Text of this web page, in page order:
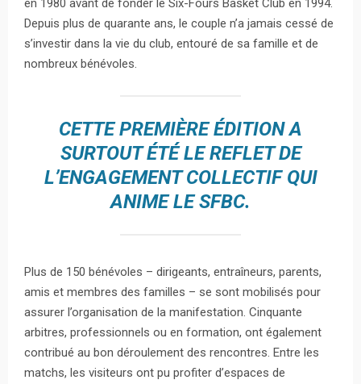
en 1980 avant de fonder le Six-Fours Basket Club en 1994.
Depuis plus de quarante ans, le couple n’a jamais cessé de
s’investir dans la vie du club, entouré de sa famille et de
nombreux bénévoles.
CETTE PREMIÈRE ÉDITION A
SURTOUT ÉTÉ LE REFLET DE
L’ENGAGEMENT COLLECTIF QUI
ANIME LE SFBC.
Plus de 150 bénévoles – dirigeants, entraîneurs, parents,
amis et membres des familles – se sont mobilisés pour
assurer l’organisation de la manifestation. Cinquante
arbitres, professionnels ou en formation, ont également
contribué au bon déroulement des rencontres. Entre les
matchs, les visiteurs ont pu profiter d’espaces de